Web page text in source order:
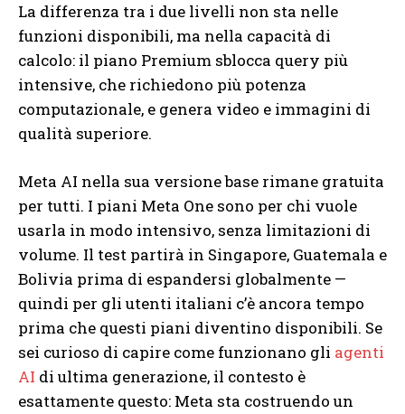
La differenza tra i due livelli non sta nelle
funzioni disponibili, ma nella capacità di
calcolo: il piano Premium sblocca query più
intensive, che richiedono più potenza
computazionale, e genera video e immagini di
qualità superiore.
Meta AI nella sua versione base rimane gratuita
per tutti. I piani Meta One sono per chi vuole
usarla in modo intensivo, senza limitazioni di
volume. Il test partirà in Singapore, Guatemala e
Bolivia prima di espandersi globalmente —
quindi per gli utenti italiani c’è ancora tempo
prima che questi piani diventino disponibili. Se
sei curioso di capire come funzionano gli agenti
AI di ultima generazione, il contesto è
esattamente questo: Meta sta costruendo un